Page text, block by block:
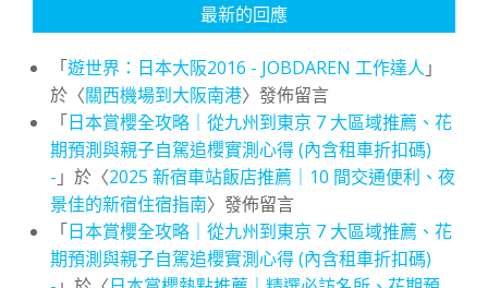
最新的回應
「遊世界：日本大阪2016 - JOBDAREN 工作達人 」
於〈關西機場到大阪南港〉發佈留言
「日本賞櫻全攻略｜從九州到東京 7 大區域推薦、花
期預測與親子自駕追櫻實測心得 (內含租車折扣碼)
- 」於〈2025 新宿車站飯店推薦｜10 間交通便利、夜
景佳的新宿住宿指南〉發佈留言
「日本賞櫻全攻略｜從九州到東京 7 大區域推薦、花
期預測與親子自駕追櫻實測心得 (內含租車折扣碼)